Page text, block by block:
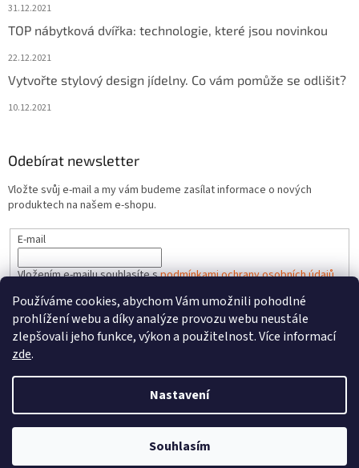
Používáme cookies, abychom Vám umožnili pohodlné
prohlížení webu a díky analýze provozu webu neustále
zlepšovali jeho funkce, výkon a použitelnost. Více informací
zde.
Nastavení
Souhlasím
31.12.2021
TOP nábytková dvířka: technologie, které jsou novinkou
22.12.2021
Vytvořte stylový design jídelny. Co vám pomůže se odlišit?
10.12.2021
Odebírat newsletter
Vložte svůj e-mail a my vám budeme zasílat informace o nových
produktech na našem e-shopu.
E-mail
Vložením e-mailu souhlasíte spodmínkami ochrany osobních údajů
PŘIHLÁSIT SE
Copyright 2026FAREL.CZ. Všechna práva vyhrazena.Upravit
nastavení cookies